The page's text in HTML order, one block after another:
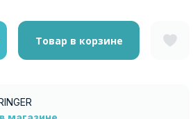
Товар в корзине